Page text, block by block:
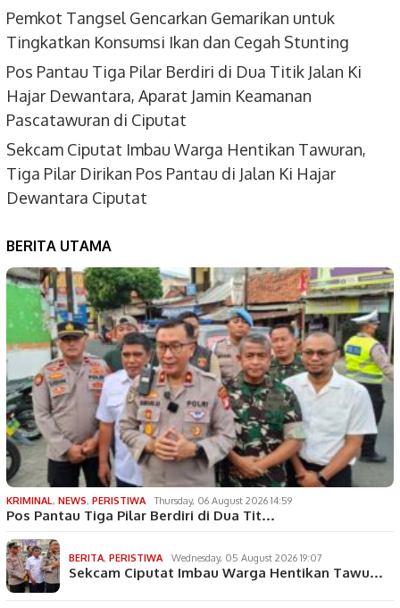
Pemkot Tangsel Gencarkan Gemarikan untuk
Tingkatkan Konsumsi Ikan dan Cegah Stunting
Pos Pantau Tiga Pilar Berdiri di Dua Titik Jalan Ki
Hajar Dewantara, Aparat Jamin Keamanan
Pascatawuran di Ciputat
Sekcam Ciputat Imbau Warga Hentikan Tawuran,
Tiga Pilar Dirikan Pos Pantau di Jalan Ki Hajar
Dewantara Ciputat
BERITA UTAMA
KRIMINAL, NEWS, PERISTIWA Thursday, 06 August 2026 14:59
Pos Pantau Tiga Pilar Berdiri di Dua Tit…
BERITA, PERISTIWA Wednesday, 05 August 2026 19:07
Sekcam Ciputat Imbau Warga Hentikan Tawu…